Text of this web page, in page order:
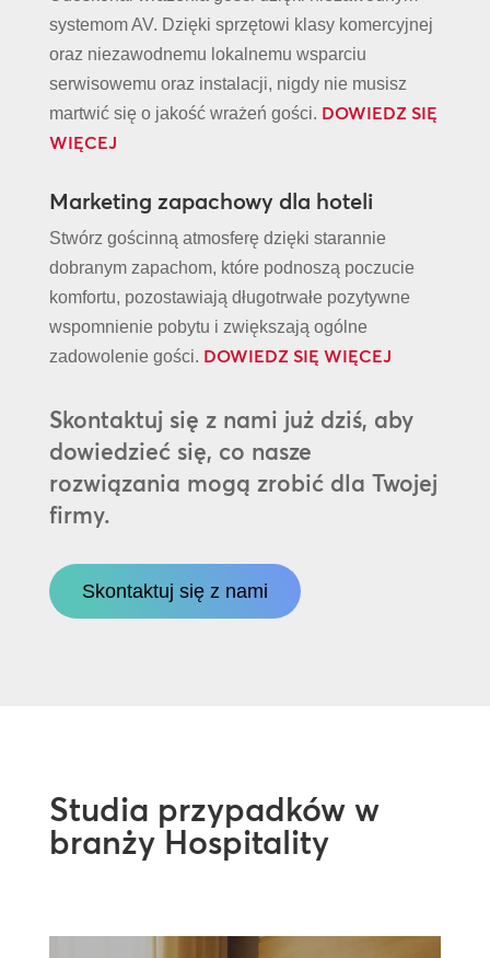
systemom AV. Dzięki sprzętowi klasy komercyjnej
oraz niezawodnemu lokalnemu wsparciu
serwisowemu oraz instalacji, nigdy nie musisz
martwić się o jakość wrażeń gości. DOWIEDZ SIĘ
WIĘCEJ
Marketing zapachowy dla hoteli
Stwórz gościnną atmosferę dzięki starannie
dobranym zapachom, które podnoszą poczucie
komfortu, pozostawiają długotrwałe pozytywne
wspomnienie pobytu i zwiększają ogólne
zadowolenie gości. DOWIEDZ SIĘ WIĘCEJ
Skontaktuj się z nami już dziś, aby
dowiedzieć się, co nasze
rozwiązania mogą zrobić dla Twojej
firmy.
Skontaktuj się z nami
Studia przypadków w
branży Hospitality